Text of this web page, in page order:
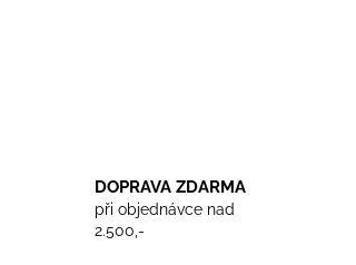
DOPRAVA ZDARMA
při objednávce nad
2.500,-